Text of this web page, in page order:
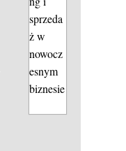
sprzeda
ż w
nowocz
esnym
biznesie